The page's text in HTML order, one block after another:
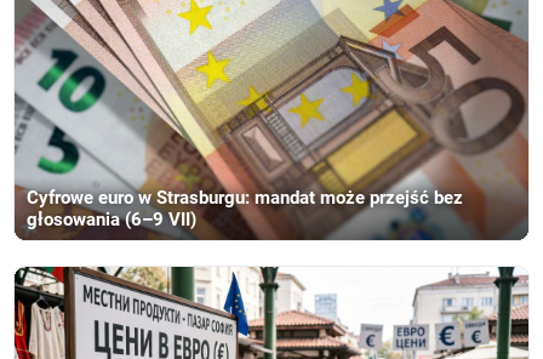
Cyfrowe euro w Strasburgu: mandat może przejść bez
głosowania (6–9 VII)